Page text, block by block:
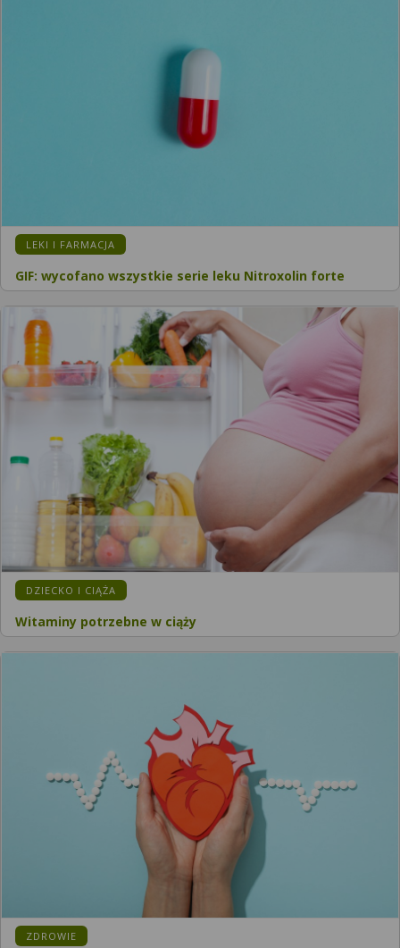
LEKI I FARMACJA
GIF: wycofano wszystkie serie leku Nitroxolin forte
DZIECKO I CIĄŻA
Witaminy potrzebne w ciąży
ZDROWIE